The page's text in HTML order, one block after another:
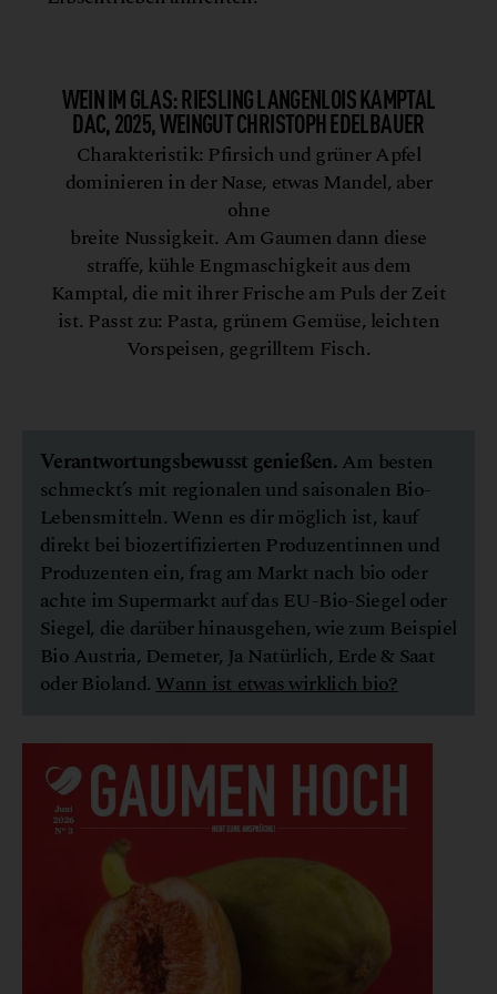
WEIN IM GLAS: RIESLING LANGENLOIS KAMPTAL
DAC, 2025, WEINGUT CHRISTOPH EDELBAUER
Charakteristik: Pfirsich und grüner Apfel
dominieren in der Nase, etwas Mandel, aber
ohne
breite Nussigkeit. Am Gaumen dann diese
straffe, kühle Engmaschigkeit aus dem
Kamptal, die mit ihrer Frische am Puls der Zeit
ist. Passt zu: Pasta, grünem Gemüse, leichten
Vorspeisen, gegrilltem Fisch.
Verantwortungsbewusst genießen.Am besten
schmeckt’s mit regionalen und saisonalen Bio-
Lebensmitteln. Wenn es dir möglich ist, kauf
direkt bei biozertifizierten Produzentinnen und
Produzenten ein, frag am Markt nach bio oder
achte im Supermarkt auf das EU-Bio-Siegel oder
Siegel, die darüber hinausgehen, wie zum Beispiel
Bio Austria, Demeter, Ja Natürlich, Erde & Saat
oder Bioland.Wann ist etwas wirklich bio?